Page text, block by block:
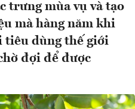
trưng mùa vụ và tạo
mà hàng năm khi
tiêu dùng thế giới
đợi để được